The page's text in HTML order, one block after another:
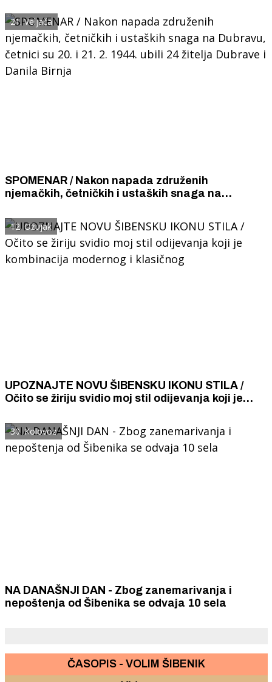
kuna.
21. Veljača
SPOMENAR / Nakon napada združenih
njemačkih, četničkih i ustaških snaga na
žitelja Dubrave i Danila Birnja
12. Ožujak
UPOZNAJTE NOVU ŠIBENSKU IKONU STILA /
Očito se žiriju svidio moj stil odijevanja koji je
30. Kolovoz
NA DANAŠNJI DAN - Zbog zanemarivanja i
nepoštenja od Šibenika se odvaja 10 sela
ČASOPIS - VOLIM ŠIBENIK